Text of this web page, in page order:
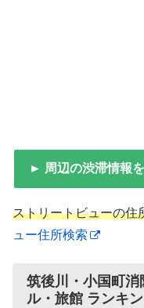
► 周辺の渋滞情報
ストリートビューの住
ュー住所検索
筑後川・小国町
ル・旅館 ランキ